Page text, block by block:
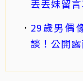
丟丟妹留
29歲男偶
談！公開